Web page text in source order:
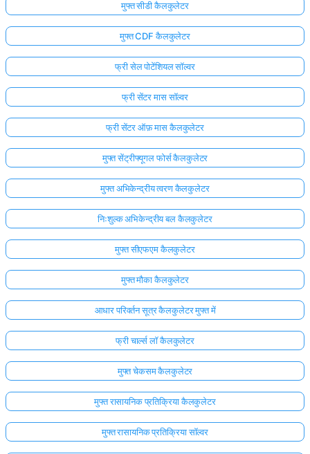
मुफ्त सीडी कैलकुलेटर
मुफ्त CDF कैलकुलेटर
फ्री सेल पोटेंशियल सॉल्वर
फ्री सेंटर मास सॉल्वर
फ्री सेंटर ऑफ़ मास कैलकुलेटर
मुफ्त सेंट्रीफ्यूगल फोर्स कैलकुलेटर
मुफ्त अभिकेन्द्रीय त्वरण कैलकुलेटर
निःशुल्क अभिकेन्द्रीय बल कैलकुलेटर
मुफ्त सीएफएम कैलकुलेटर
मुफ्त मौका कैलकुलेटर
आधार परिवर्तन सूत्र कैलकुलेटर मुफ्त में
फ्री चार्ल्स लॉ कैलकुलेटर
मुफ्त चेकसम कैलकुलेटर
मुफ्त रासायनिक प्रतिक्रिया कैलकुलेटर
मुफ्त रासायनिक प्रतिक्रिया सॉल्वर